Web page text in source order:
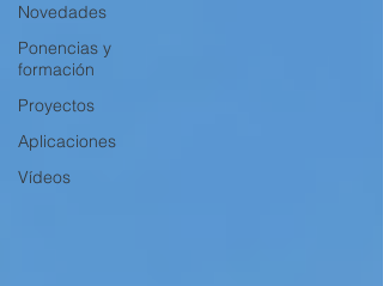
Novedades
Ponencias y
formación
Proyectos
Aplicaciones
Vídeos